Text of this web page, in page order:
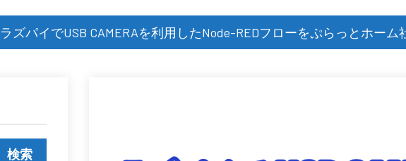
ラズパイでUSB CAMERAを利用したNode-REDフローをぷらっとホー